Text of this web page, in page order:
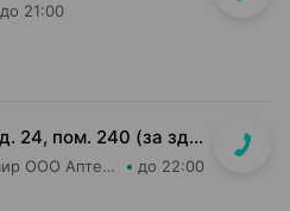
до 21:00
ул. Кирилла Туровского, д. 24, пом. 240 (за зданием ТРЦ Dana Mall, пешеходный бульвар Пикассо, ориентир на мед.центр "Маяк Здоровья", 1 эт. жилого дома)
Планета Здоровья Доктор Таир ООО Аптека №31 до 22:00